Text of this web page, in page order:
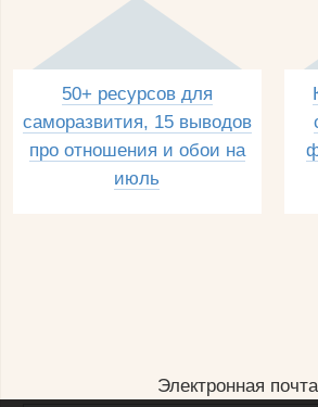
50+ ресурсов для
саморазвития, 15 выводов
про отношения и обои на
июль
Электронная почта